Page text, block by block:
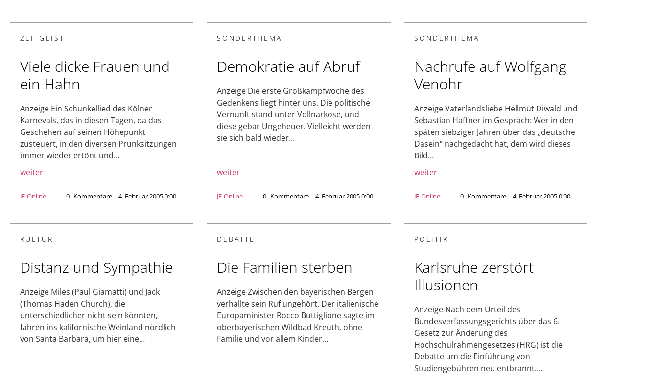
ZEITGEIST
Viele dicke Frauen und
ein Hahn
Anzeige Ein Schunkellied des Kölner
Karnevals, das in diesen Tagen, da das
Geschehen auf seinen Höhepunkt
zusteuert, in den diversen Prunksitzungen
immer wieder ertönt und…
weiter
JF-Online 0 Kommentare – 4. Februar 2005 0:00
SONDERTHEMA
Demokratie auf Abruf
Anzeige Die erste Großkampfwoche des
Gedenkens liegt hinter uns. Die politische
Vernunft stand unter Vollnarkose, und
diese gebar Ungeheuer. Vielleicht werden
sie sich bald wieder…
weiter
JF-Online 0 Kommentare – 4. Februar 2005 0:00
SONDERTHEMA
Nachrufe auf Wolfgang
Venohr
Anzeige Vaterlandsliebe Hellmut Diwald und
Sebastian Haffner im Gespräch: Wer in den
späten siebziger Jahren über das „deutsche
Dasein“ nachgedacht hat, dem wird dieses
Bild…
weiter
JF-Online 0 Kommentare – 4. Februar 2005 0:00
KULTUR
Distanz und Sympathie
Anzeige Miles (Paul Giamatti) und Jack
(Thomas Haden Church), die
unterschiedlicher nicht sein könnten,
fahren ins kalifornische Weinland nördlich
von Santa Barbara, um hier eine…
DEBATTE
Die Familien sterben
Anzeige Zwischen den bayerischen Bergen
verhallte sein Ruf ungehört. Der italienische
Europaminister Rocco Buttiglione sagte im
oberbayerischen Wildbad Kreuth, ohne
Familie und vor allem Kinder…
POLITIK
Karlsruhe zerstört
Illusionen
Anzeige Nach dem Urteil des
Bundesverfassungsgerichts über das 6.
Gesetz zur Änderung des
Hochschulrahmengesetzes (HRG) ist die
Debatte um die Einführung von
Studiengebühren neu entbrannt.…